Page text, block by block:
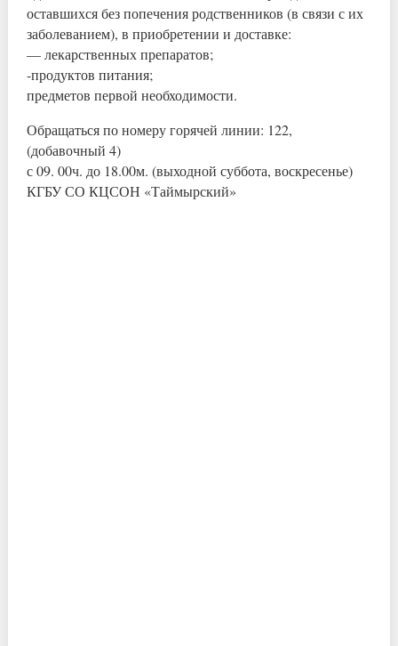
оставшихся без попечения родственников (в связи с их
заболеванием), в приобретении и доставке:
— лекарственных препаратов;
-продуктов питания;
предметов первой необходимости.
Обращаться по номеру горячей линии: 122,
(добавочный 4)
с 09. 00ч. до 18.00м. (выходной суббота, воскресенье)
КГБУ СО КЦСОН «Таймырский»